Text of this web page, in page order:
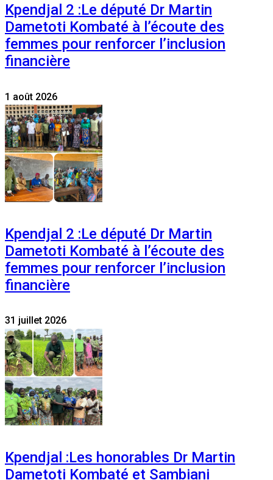
Kpendjal 2 :Le député Dr Martin
Dametoti Kombaté à l’écoute des
femmes pour renforcer l’inclusion
financière
1 août 2026
Kpendjal 2 :Le député Dr Martin
Dametoti Kombaté à l’écoute des
femmes pour renforcer l’inclusion
financière
31 juillet 2026
Kpendjal :Les honorables Dr Martin
Dametoti Kombaté et Sambiani